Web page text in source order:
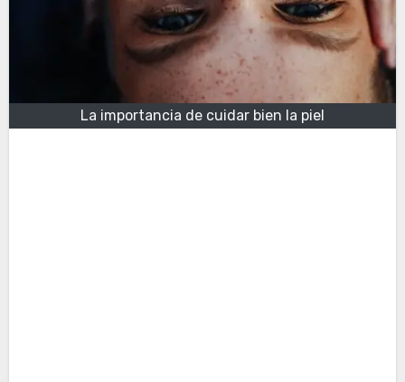
La importancia de cuidar bien la piel